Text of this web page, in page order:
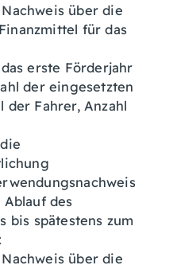
über die
für das
erste Förderjahr
der eingesetzten
der Fahrer, Anzahl
des
bis spätestens zum
über die